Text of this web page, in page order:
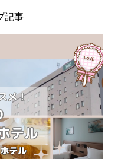
記事